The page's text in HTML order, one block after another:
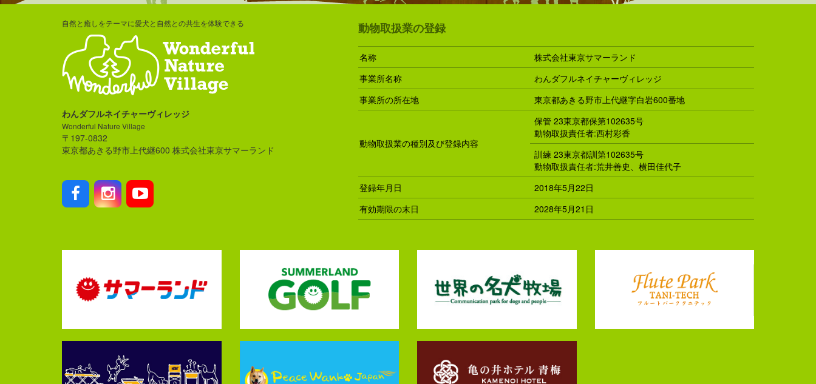
自然と癒しをテーマに愛犬と自然との共生を体験できる
わんダフルネイチャーヴィレッジ
Wonderful Nature Village
〒197-0832
東京都あきる野市上代継600 株式会社東京サマーランド
動物取扱業の登録
名称
株式会社東京サマーランド
事業所名称
わんダフルネイチャーヴィレッジ
事業所の所在地
東京都あきる野市上代継字白岩600番地
動物取扱業の種別及び登録内容
保管 23東京都保第102635号
動物取扱責任者:西村彩香
訓練 23東京都訓第102635号
動物取扱責任者:荒井善史、横田佳代子
登録年月日
2018年5月22日
有効期限の末日
2028年5月21日